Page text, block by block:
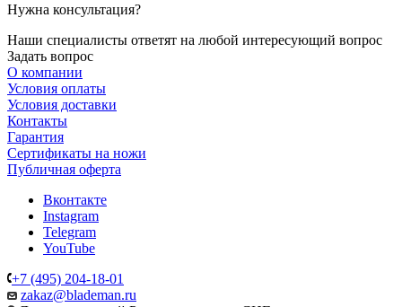
Нужна консультация?
Наши специалисты ответят на любой интересующий вопрос
Задать вопрос
О компании
Условия оплаты
Условия доставки
Контакты
Гарантия
Сертификаты на ножи
Публичная оферта
Вконтакте
Instagram
Telegram
YouTube
+7 (495) 204-18-01
zakaz@blademan.ru